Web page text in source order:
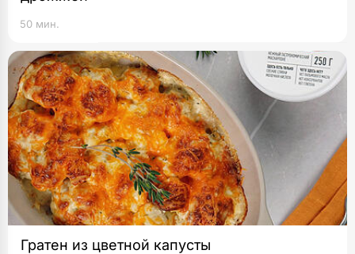
50 мин.
Гратен из цветной капусты